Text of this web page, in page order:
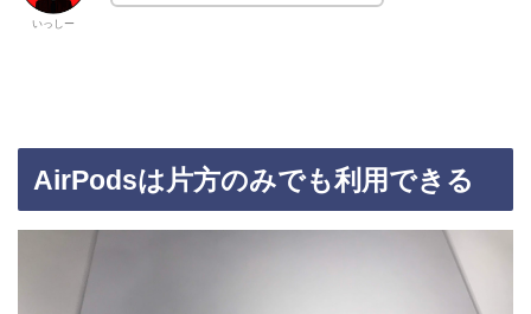
いっしー
AirPodsは片方のみでも利用できる